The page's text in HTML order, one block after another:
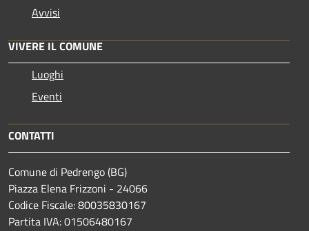
Avvisi
VIVERE IL COMUNE
Luoghi
Eventi
CONTATTI
Comune di Pedrengo (BG)
Piazza Elena Frizzoni - 24066
Codice Fiscale: 80035830167
Partita IVA: 01506480167